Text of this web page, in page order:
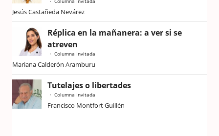
Jesús Castañeda Nevárez
Réplica en la mañanera: a ver si se
atreven
Columna Invitada
Mariana Calderón Aramburu
Tutelajes o libertades
Columna Invitada
Francisco Montfort Guillén